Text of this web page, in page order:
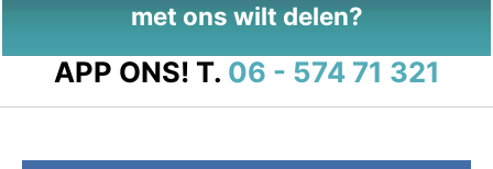
met ons wilt delen?
APP ONS! T. 06 - 574 71 321